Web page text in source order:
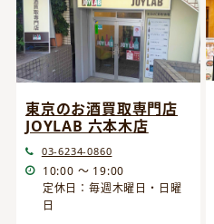
東京のお酒買取専門店
JOYLAB 六本木店
03-6234-0860
10:00 ～ 19:00
定休日：毎週木曜日・日曜
日